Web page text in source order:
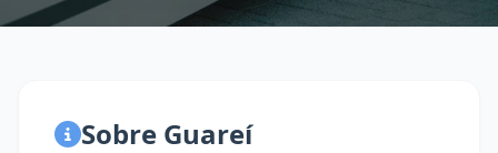
Sobre Guareí